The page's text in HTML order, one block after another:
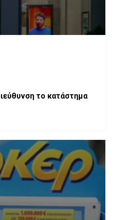
το κατάστημα